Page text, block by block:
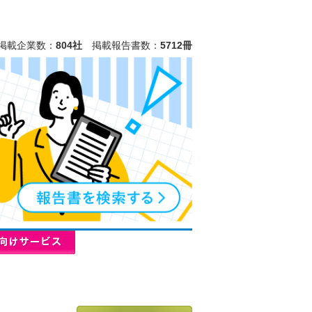
載企業数： 804社 掲載報告書数： 5712冊